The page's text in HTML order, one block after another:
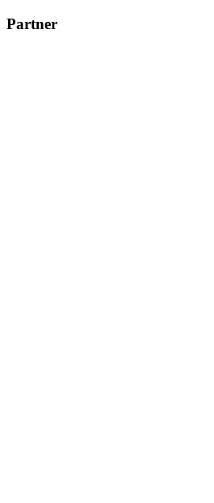
Partner